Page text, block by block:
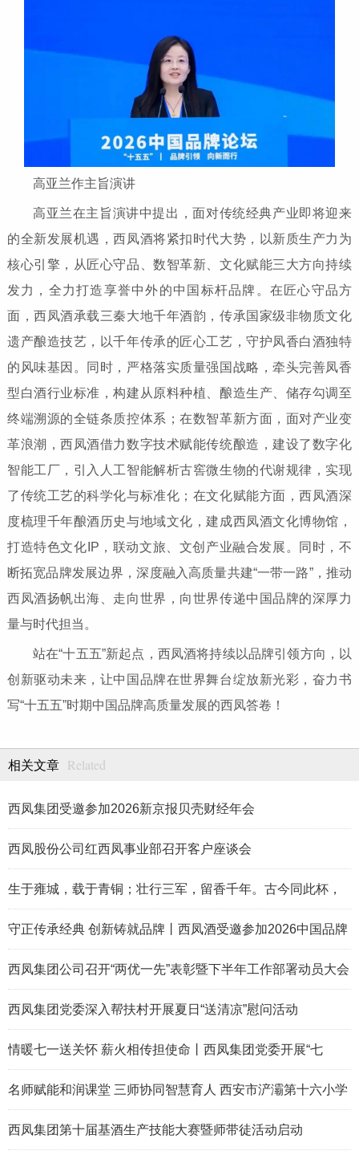
高亚兰作主旨演讲
高亚兰在主旨演讲中提出，面对传统经典产业即将迎来
的全新发展机遇，西凤酒将紧扣时代大势，以新质生产力为
核心引擎，从匠心守品、数智革新、文化赋能三大方向持续
发力，全力打造享誉中外的中国标杆品牌。在匠心守品方
面，西凤酒承载三秦大地千年酒韵，传承国家级非物质文化
遗产酿造技艺，以千年传承的匠心工艺，守护凤香白酒独特
的风味基因。同时，严格落实质量强国战略，牵头完善凤香
型白酒行业标准，构建从原料种植、酿造生产、储存勾调至
终端溯源的全链条质控体系；在数智革新方面，面对产业变
革浪潮，西凤酒借力数字技术赋能传统酿造，建设了数字化
智能工厂，引入人工智能解析古窖微生物的代谢规律，实现
了传统工艺的科学化与标准化；在文化赋能方面，西凤酒深
度梳理千年酿酒历史与地域文化，建成西凤酒文化博物馆，
打造特色文化IP，联动文旅、文创产业融合发展。同时，不
断拓宽品牌发展边界，深度融入高质量共建“一带一路”，推动
西凤酒扬帆出海、走向世界，向世界传递中国品牌的深厚力
量与时代担当。
站在“十五五”新起点，西凤酒将持续以品牌引领方向，以
创新驱动未来，让中国品牌在世界舞台绽放新光彩，奋力书
写“十五五”时期中国品牌高质量发展的西凤答卷！
相关文章 Related
西凤集团受邀参加2026新京报贝壳财经年会
西凤股份公司红西凤事业部召开客户座谈会
生于雍城，载于青铜；壮行三军，留香千年。古今同此杯，
岁月共凤香。
守正传承经典 创新铸就品牌丨西凤酒受邀参加2026中国品牌
论坛
西凤集团公司召开“两优一先”表彰暨下半年工作部署动员大会
西凤集团党委深入帮扶村开展夏日“送清凉”慰问活动
情暖七一送关怀 薪火相传担使命丨西凤集团党委开展“七
一”走访慰问活动
名师赋能和润课堂 三师协同智慧育人 西安市浐灞第十六小学
首届 “和润三师课堂” 教学节活动纪实
西凤集团第十届基酒生产技能大赛暨师带徒活动启动